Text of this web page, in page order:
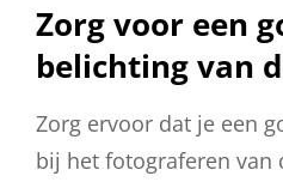
Zorg voor een
belichting van
Zorg ervoor dat je een
bij het fotograferen van